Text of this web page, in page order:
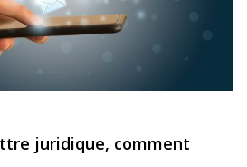
juridique, comment